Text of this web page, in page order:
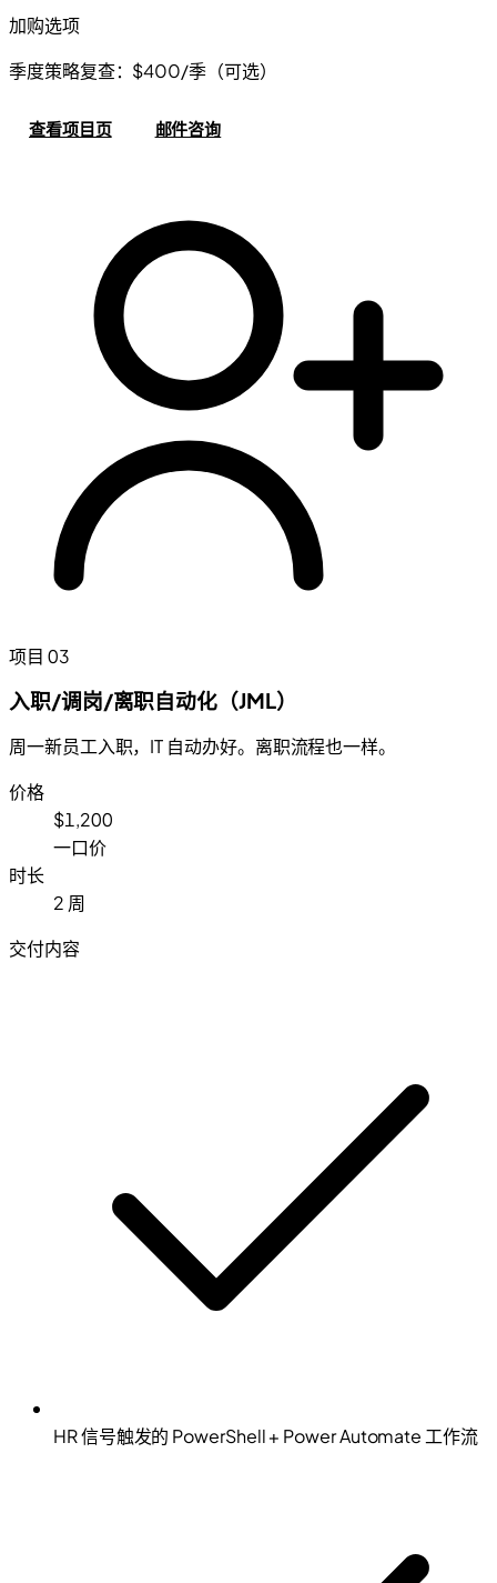
加购选项
季度策略复查：$400/季（可选）
查看项目页 邮件咨询
项目 03
入职/调岗/离职自动化（JML）
周一新员工入职，IT 自动办好。离职流程也一样。
价格
$1,200
一口价
时长
2 周
交付内容
HR 信号触发的 PowerShell + Power Automate 工作流